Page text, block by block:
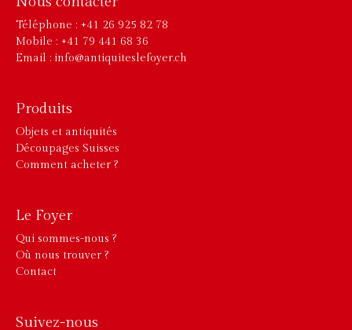
Téléphone : +41 26 925 82 78
Mobile : +41 79 441 68 36
Email : info@antiquiteslefoyer.ch
Produits
Objets et antiquités
Découpages Suisses
Comment acheter ?
Le Foyer
Qui sommes-nous ?
Où nous trouver ?
Contact
Suivez-nous